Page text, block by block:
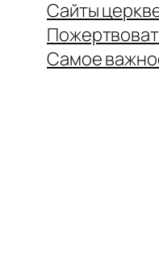
Сайты
Самое